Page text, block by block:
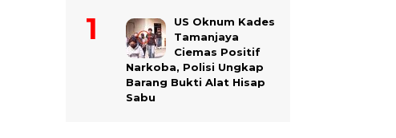
US Oknum Kades
Tamanjaya
Ciemas Positif
Narkoba, Polisi Ungkap
Barang Bukti Alat Hisap
Sabu